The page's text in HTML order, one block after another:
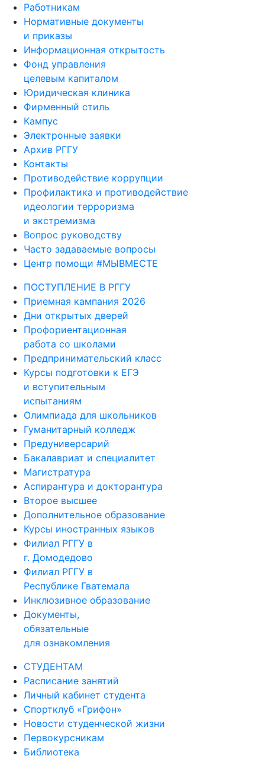
Работникам
Нормативные документы
и приказы
Информационная открытость
Фонд управления
целевым капиталом
Юридическая клиника
Фирменный стиль
Кампус
Электронные заявки
Архив РГГУ
Контакты
Противодействие коррупции
Профилактика и противодействие
идеологии терроризма
и экстремизма
Вопрос руководству
Часто задаваемые вопросы
Центр помощи #МЫВМЕСТЕ
ПОСТУПЛЕНИЕ В РГГУ
Приемная кампания 2026
Дни открытых дверей
Профориентационная
работа со школами
Предпринимательский класс
Курсы подготовки к ЕГЭ
и вступительным
испытаниям
Олимпиада для школьников
Гуманитарный колледж
Предуниверсарий
Бакалавриат и специалитет
Магистратура
Аспирантура и докторантура
Второе высшее
Дополнительное образование
Курсы иностранных языков
Филиал РГГУ в
г. Домодедово
Филиал РГГУ в
Республике Гватемала
Инклюзивное образование
Документы,
обязательные
для ознакомления
СТУДЕНТАМ
Расписание занятий
Личный кабинет студента
Спортклуб «Грифон»
Новости студенческой жизни
Первокурсникам
Библиотека